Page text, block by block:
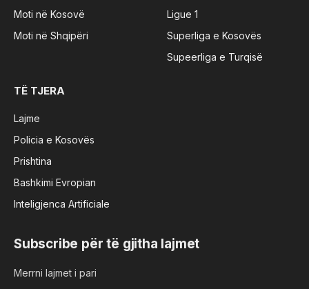
Moti në Kosovë
Moti në Shqipëri
Ligue 1
Superliga e Kosovës
Supeerliga e Turqisë
TË TJERA
Lajme
Policia e Kosovës
Prishtina
Bashkimi Evropian
Inteligjenca Artificiale
Subscribe për të gjitha lajmet
Merrni lajmet i pari